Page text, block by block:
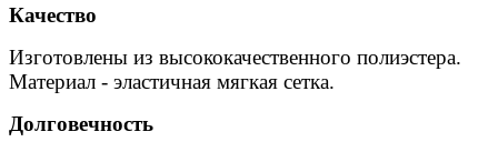
Качество
Изготовлены из высококачественного полиэстера.
Материал - эластичная мягкая сетка.
Долговечность